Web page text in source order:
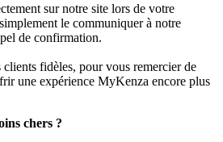
sur notre site lors de votre
le communiquer à notre
de confirmation.
fidèles, pour vous remercier de
une expérience MyKenza encore plus
chers ?